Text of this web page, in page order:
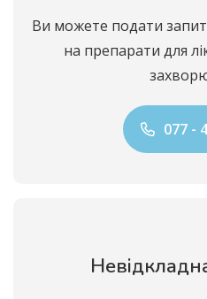
Ви можете подати
на препарати для
077 -